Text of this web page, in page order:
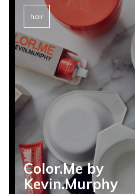
hair
Color.Me by
Kevin.Murphy